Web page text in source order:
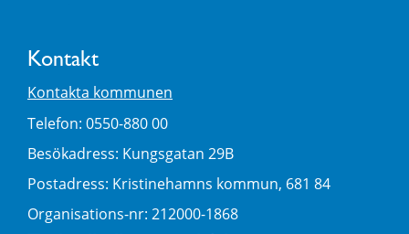
Kontakt
Kontakta kommunen
Telefon: 0550-880 00
Besökadress: Kungsgatan 29B
Postadress: Kristinehamns kommun, 681 84
Organisations-nr: 212000-1868